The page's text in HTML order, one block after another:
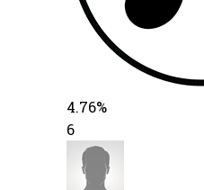
4.76%
6